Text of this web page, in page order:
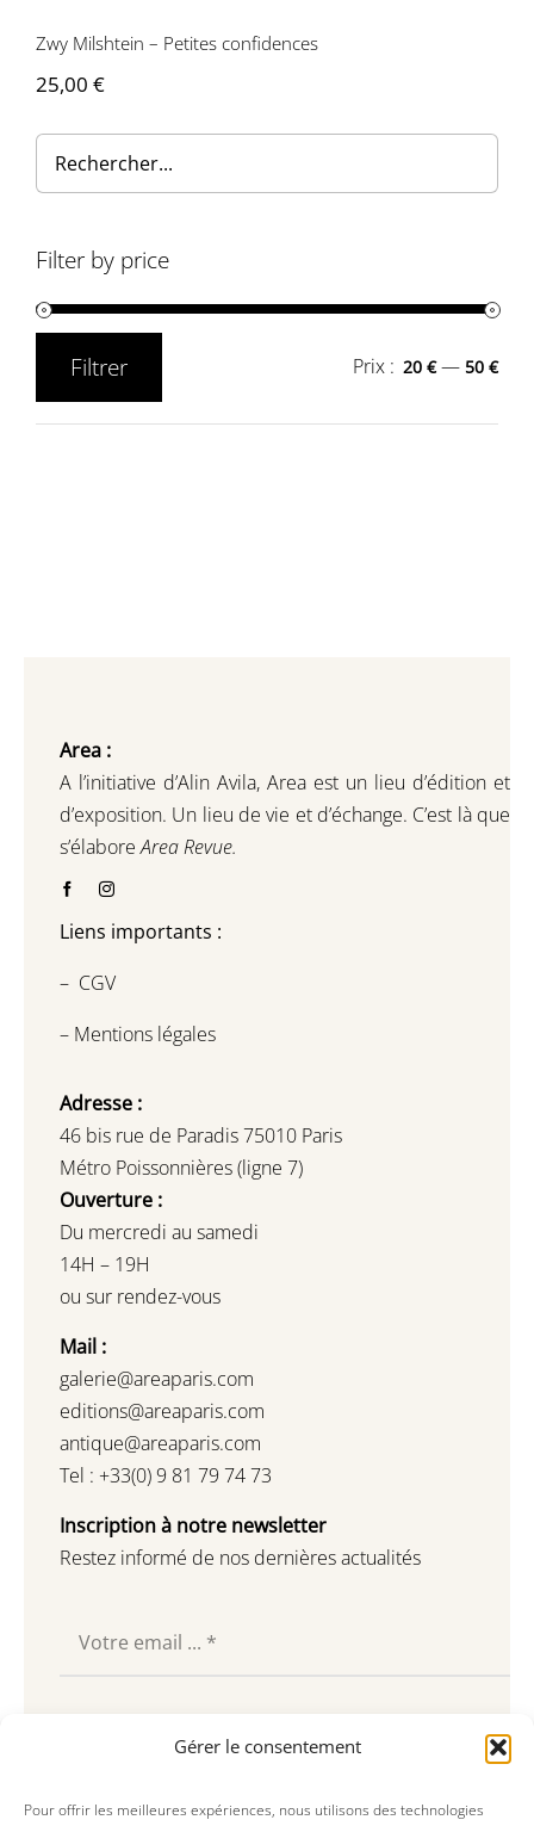
Gérer le consentement
Pour offrir les meilleures expériences, nous utilisons des technologies
Zwy Milshtein – Petites confidences
25,00 €
Filter by price
Filtrer Prix : 20 €—50 €
Area :
A l’initiative d’Alin Avila, Area est un lieu d’édition et
d’exposition. Un lieu de vie et d’échange. C’est là que
s’élaboreArea Revue.
Liens importants :
– CGV
– Mentions légales
Adresse :
46 bis rue de Paradis 75010 Paris
Métro Poissonnières (ligne 7)
Ouverture :
Du mercredi au samedi
14H – 19H
ou sur rendez-vous
Mail :
galerie@areaparis.com
editions@areaparis.com
antique@areaparis.com
Tel : +33(0) 9 81 79 74 73
Inscription à notre newsletter
Restez informé de nos dernières actualités
Souscrire